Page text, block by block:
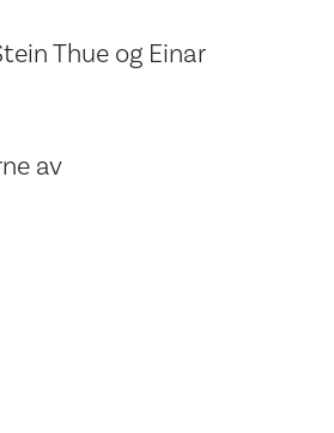
Thue og Einar
av